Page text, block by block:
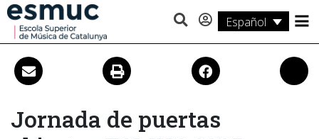
Español
Estudios
Investigación
Jornada de puertas